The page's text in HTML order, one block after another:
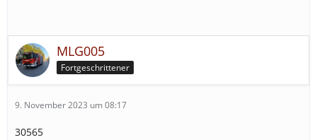
MLG005
Fortgeschrittener
9. November 2023 um 08:17
30565